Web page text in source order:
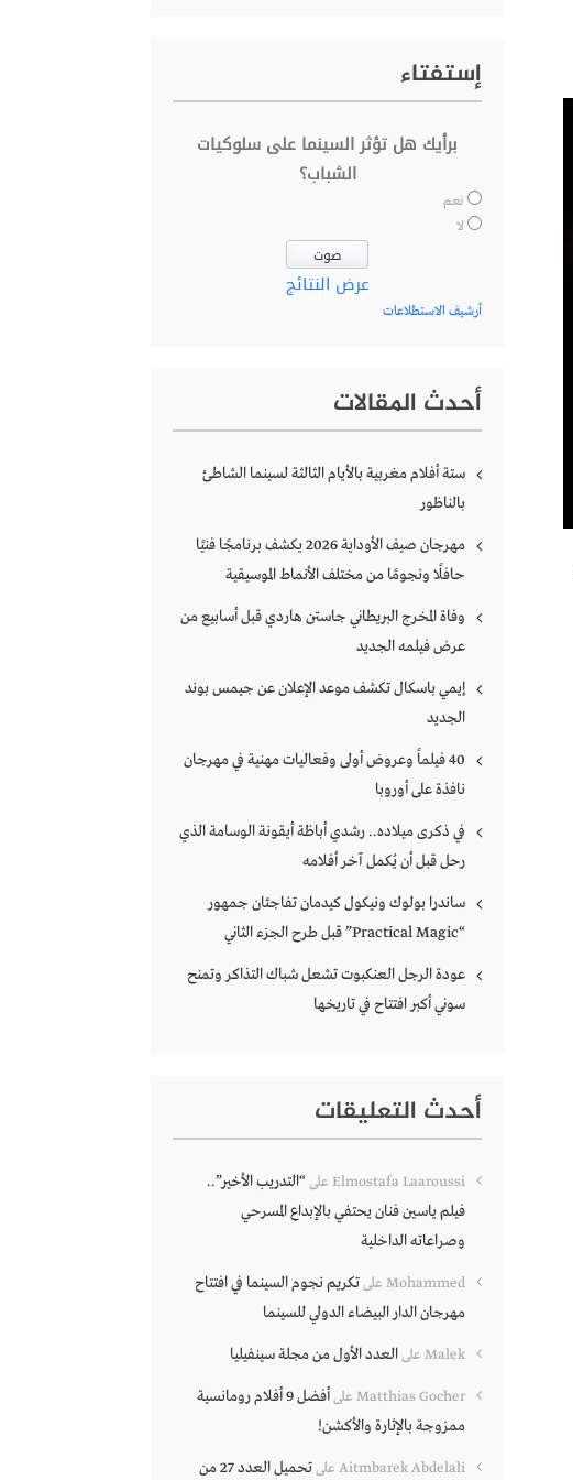
إستفتاء
برأيك هل تؤثر السينما على سلوكيات
الشباب؟
نعم
لا
عرض النتائج
أرشيف الاستطلاعات
أحدث المقالات
ستة أفلام مغربية بالأيام الثالثة لسينما الشاطئ
بالناظور
مهرجان صيف الأوداية 2026 يكشف برنامجًا فنيًا
حافلًا ونجومًا من مختلف الأنماط الموسيقية
وفاة المخرج البريطاني جاستن هاردي قبل أسابيع من
عرض فيلمه الجديد
إيمي باسكال تكشف موعد الإعلان عن جيمس بوند
الجديد
40 فيلماً وعروض أولى وفعاليات مهنية في مهرجان
نافذة على أوروبا
في ذكرى ميلاده.. رشدي أباظة أيقونة الوسامة الذي
رحل قبل أن يُكمل آخر أفلامه
ساندرا بولوك ونيكول كيدمان تفاجئان جمهور
“Practical Magic” قبل طرح الجزء الثاني
عودة الرجل العنكبوت تشعل شباك التذاكر وتمنح
سوني أكبر افتتاح في تاريخها
أحدث التعليقات
Elmostafa Laaroussi على“التدريب الأخير”..
فيلم ياسين فنان يحتفي بالإبداع المسرحي
وصراعاته الداخلية
Mohammed علىتكريم نجوم السينما في افتتاح
مهرجان الدار البيضاء الدولي للسينما
Malek علىالعدد الأول من مجلة سينفيليا
Matthias Gocher على
أفضل 9 أفلام رومانسية
ممزوجة بالإثارة والأكشن!
Aitmbarek Abdelali على
تحميل العدد 27 من